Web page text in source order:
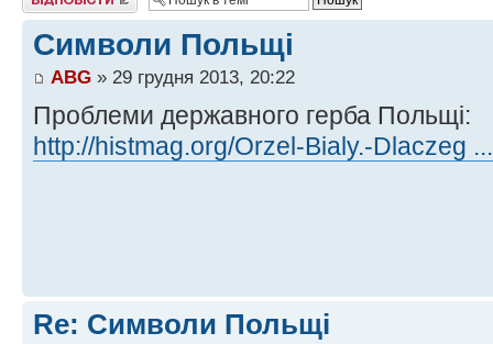
Символи Польщі
ABG » 29 грудня 2013, 20:22
Проблеми державного герба Польщі:
http://histmag.org/Orzel-Bialy.-Dlaczeg
Re: Символи Польщі